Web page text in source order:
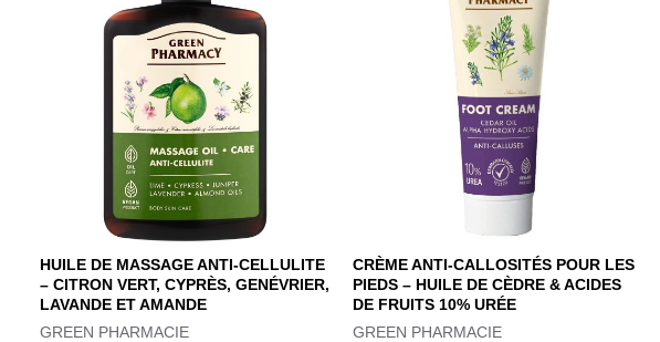
HUILE DE MASSAGE ANTI-CELLULITE
– CITRON VERT, CYPRÈS, GENÉVRIER,
LAVANDE ET AMANDE
GREEN PHARMACIE
CRÈME ANTI-CALLOSITÉS POUR LES
PIEDS – HUILE DE CÈDRE & ACIDES
DE FRUITS 10% URÉE
GREEN PHARMACIE